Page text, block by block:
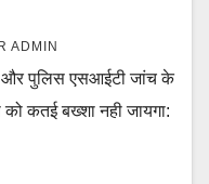
ADMIN
और पुलिस एसआईटी जांच के
कतई बख्शा नही जायगा: